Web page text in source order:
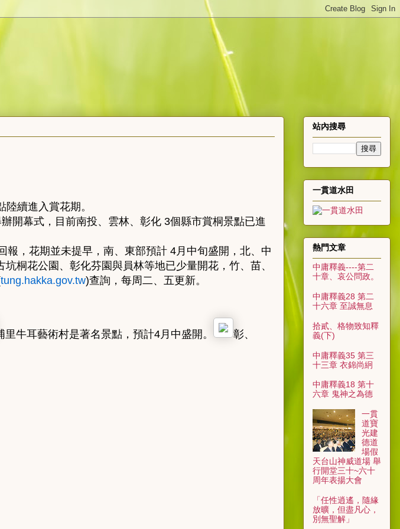
續進入賞花期。
開幕式，目前南投、雲林、彰化 3個縣市賞桐景點已進
，花期並未提早，南、東部預計 4月中旬盛開，北、中
桐花公園、彰化芬園與員林等地已少量開花，竹、苗、
tung.hakka.gov.tw)查詢，每周二、五更新。
里牛耳藝術村是著名景點，預計4月中盛開。
彰、
站內搜尋
一貫道水田
熱門文章
中庸釋義----第二
十章、哀公問政。
中庸釋義28 第二
十六章 至誠無息
拾貳、格物致知釋
義(下)
中庸釋義35 第三
十三章 衣錦尚絅
中庸釋義18 第十
六章 鬼神之為德
一貫
道寶
光建
德道
場假
天台山神威道場 舉
行開堂三十~六十
周年表揚大會
「任性逍遙，隨緣
放曠，但盡凡心，
別無聖解」